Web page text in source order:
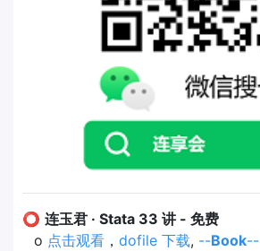
⭕ 连玉君 · Stata 33 讲 - 免费
o 点击观看 ， dofile 下载, --Book--